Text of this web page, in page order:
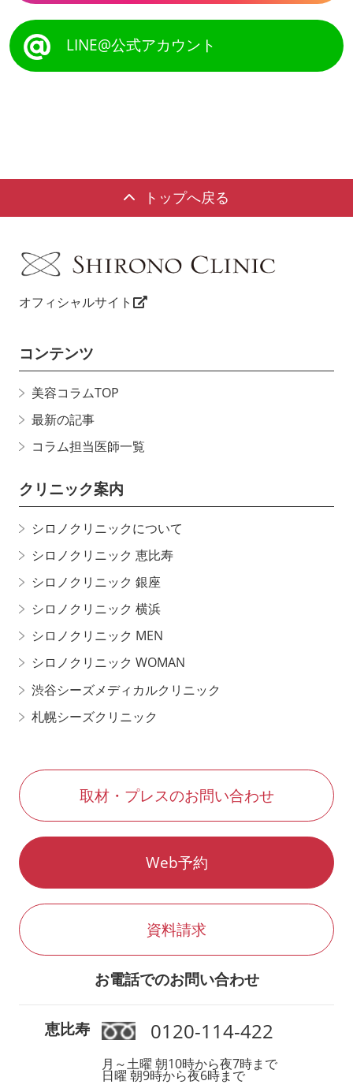
LINE@公式アカウント
トップへ戻る
オフィシャルサイト
コンテンツ
美容コラムTOP
最新の記事
コラム担当医師一覧
クリニック案内
シロノクリニックについて
シロノクリニック 恵比寿
シロノクリニック 銀座
シロノクリニック 横浜
シロノクリニック MEN
シロノクリニック WOMAN
渋谷シーズメディカルクリニック
札幌シーズクリニック
取材・プレスのお問い合わせ
Web予約
資料請求
お電話でのお問い合わせ
恵比寿 0120-114-422
月～土曜 朝10時から夜7時まで
日曜 朝9時から夜6時まで